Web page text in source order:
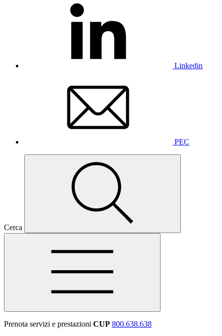
Linkedin
PEC
Cerca
Prenota servizi e prestazioni CUP 800.638.638